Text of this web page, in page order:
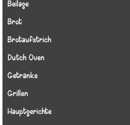
Beilage
Brot
Brotaufstrich
Dutch Oven
Getränke
Grillen
Hauptgerichte